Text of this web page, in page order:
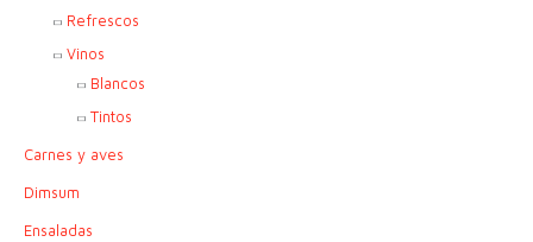
Refrescos
Vinos
Blancos
Tintos
Carnes y aves
Dimsum
Ensaladas